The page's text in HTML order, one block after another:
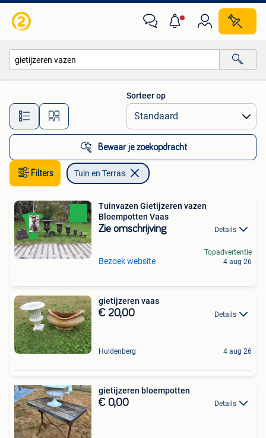
Alle afstanden…
Sorteer op
Bewaar je zoekopdracht
Filters Tuin en Terras
Tuinvazen Gietijzeren vazen
Bloempotten Vaas
Zie omschrijving Details
Bezoek website
Topadvertentie
4 aug 26
gietijzeren vaas
€ 20,00 Details
Huldenberg 4 aug 26
gietijzeren bloempotten
€ 0,00 Details